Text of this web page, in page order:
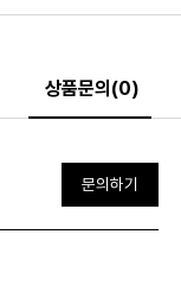
상품문의(0)
문의하기